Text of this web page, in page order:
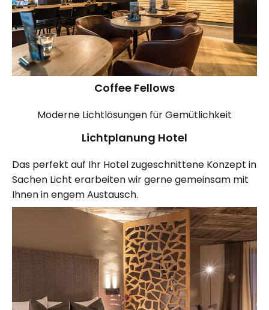
Coffee Fellows
Moderne Lichtlösungen für Gemütlichkeit
Lichtplanung Hotel
Das perfekt auf Ihr Hotel zugeschnittene Konzept in
Sachen Licht erarbeiten wir gerne gemeinsam mit
Ihnen in engem Austausch.